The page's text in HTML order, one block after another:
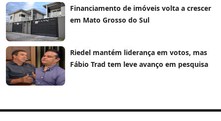
Financiamento de imóveis volta a crescer
em Mato Grosso do Sul
Riedel mantém liderança em votos, mas
Fábio Trad tem leve avanço em pesquisa